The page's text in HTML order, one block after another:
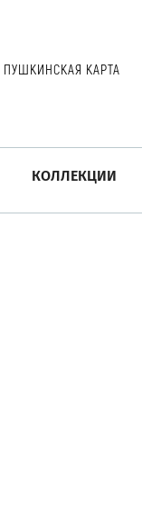
ПУШКИНСКАЯ КАРТА
КОЛЛЕКЦИИ